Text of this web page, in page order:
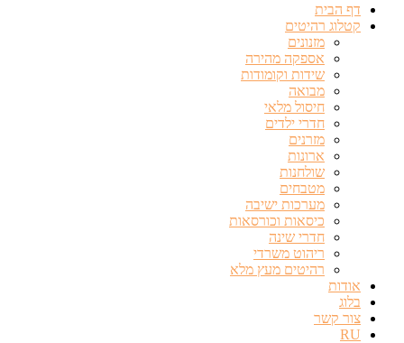
דף הבית
קטלוג רהיטים
מזנונים
אספקה מהירה
שידות וקומודות
מבואה
חיסול מלאי
חדרי ילדים
מזרנים
ארונות
שולחנות
מטבחים
מערכות ישיבה
כיסאות וכורסאות
חדרי שינה
ריהוט משרדי
רהיטים מעץ מלא
אודות
בלוג
צור קשר
RU